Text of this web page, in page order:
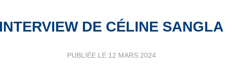
INTERVIEW DE CÉLINE SANGLA
PUBLIÉE LE 12 MARS 2024